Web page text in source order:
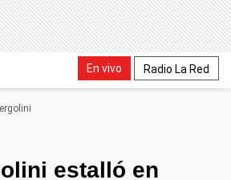
En vivo Radio La Red
estalló en